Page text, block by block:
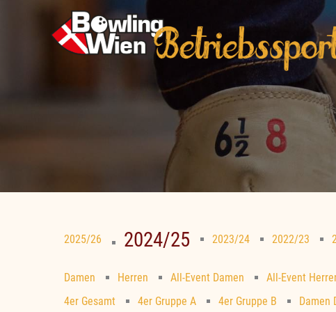
2025/26 2024/25 2023/24 2022/23
Damen Herren All-Event Damen
All-Event
4er Gesamt
4er Gruppe A 4er Gruppe B Damen